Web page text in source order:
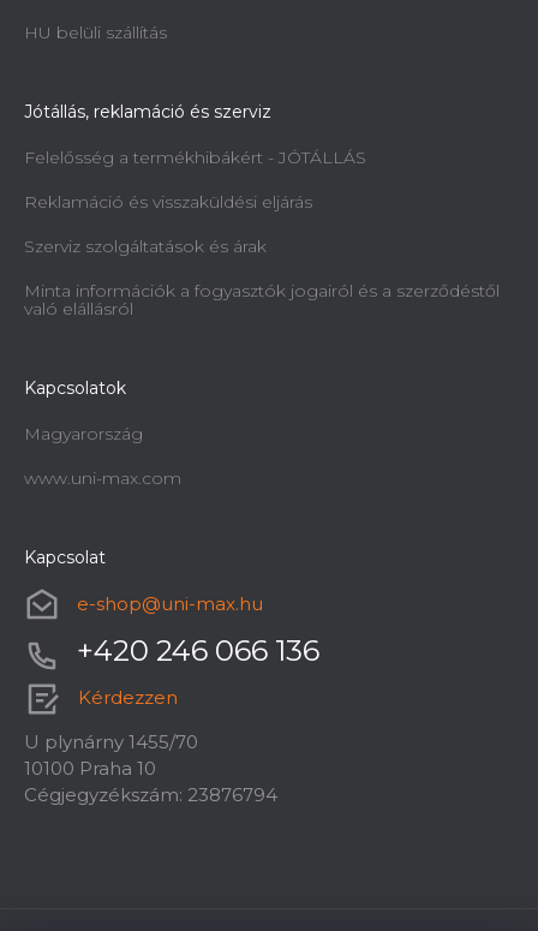
HU belüli szállítás
Jótállás, reklamáció és szerviz
Felelősség a termékhibákért - JÓTÁLLÁS
Reklamáció és visszaküldési eljárás
Szerviz szolgáltatások és árak
Minta információk a fogyasztók jogairól és a szerződéstől
való elállásról
Kapcsolatok
Magyarország
www.uni-max.com
Kapcsolat
e-shop@uni-max.hu
+420 246 066 136
Kérdezzen
U plynárny 1455/70
10100 Praha 10
Cégjegyzékszám: 23876794